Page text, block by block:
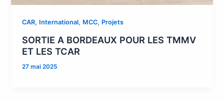
CAR, International, MCC, Projets
SORTIE A BORDEAUX POUR LES TMMV
ET LES TCAR
27 mai 2025